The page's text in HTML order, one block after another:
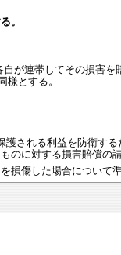
。
が連帯してその損害を
とする。
される利益を防衛する
のに対する損害賠償の請
損傷した場合について準